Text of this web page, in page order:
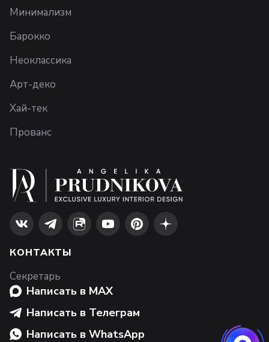
Минимализм
Барокко
Неоклассика
Арт-деко
Хай-тек
Прованс
КОНТАКТЫ
Секретарь
Написать в MAX
Написать в Телеграм
Написать в WhatsApp